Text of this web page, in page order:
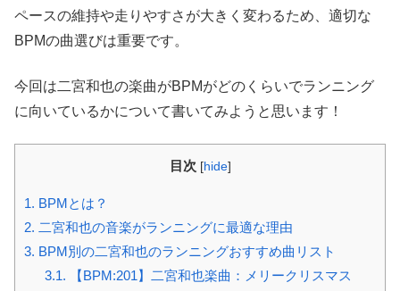
ペースの維持や走りやすさが大きく変わるため、適切な
BPMの曲選びは重要です。
今回は二宮和也の楽曲がBPMがどのくらいでランニング
に向いているかについて書いてみようと思います！
目次 [hide]
1. BPMとは？
2. 二宮和也の音楽がランニングに最適な理由
3. BPM別の二宮和也のランニングおすすめ曲リスト
3.1. 【BPM:201】二宮和也楽曲：メリークリスマス